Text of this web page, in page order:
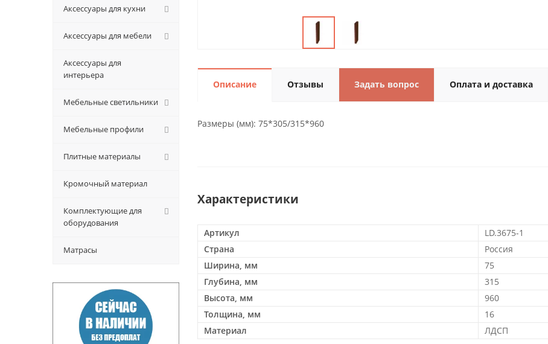
Описание Отзывы Задать вопрос Оплата и доставка
Размеры (мм): 75*305/315*960
Характеристики
Артикул
LD.3675-1
Страна
Россия
Ширина, мм
75
Глубина, мм
315
Высота, мм
960
Толщина, мм
16
Материал
ЛДСП
Аксессуары для кухни
Аксессуары для мебели
Аксессуары для
интерьера
Мебельные светильники
Мебельные профили
Плитные материалы
Кромочный материал
Комплектующие для
оборудования
Матрасы